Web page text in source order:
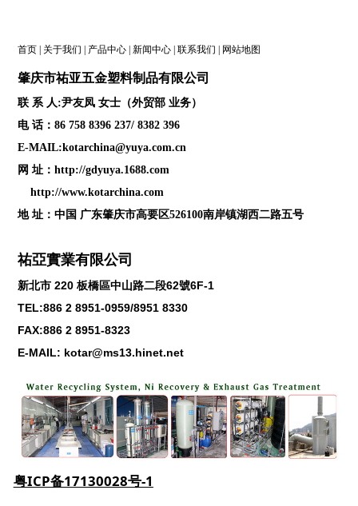
首页| 关于我们 | 产品中心| 新闻中心| 联系我们 | 网站地图
肇庆市祐亚五金塑料制品有限公司
联 系 人:尹友凤 女士（外贸部 业务）
电 话：86 758 8396 237/ 8382 396
E-MAIL:kotarchina@yuya.com.cn
网 址： http://gdyuya.1688.com
http://www.kotarchina.com
地 址：中国 广东肇庆市高要区526100南岸镇湖西二路五号
祐亞實業有限公司
新北市220 板橋區中山路二段62號6F-1
TEL:886 2 8951-0959/8951 8330
FAX:886 2 8951-8323
E-MAIL: kotar@ms13.hinet.net
粤ICP备17130028号-1